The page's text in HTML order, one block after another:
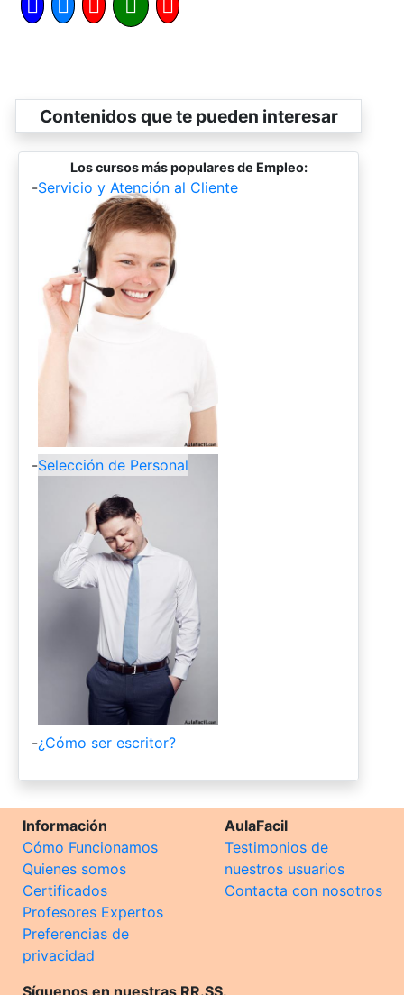
Contenidos que te pueden interesar
Los cursos más populares de Empleo:
-Servicio y Atención al Cliente
-Selección de Personal
-¿Cómo ser escritor?
Información
Cómo Funcionamos
Quienes somos
Certificados
Profesores Expertos
Preferencias de
privacidad
AulaFacil
Testimonios de
nuestros usuarios
Contacta con nosotros
Síguenos en nuestras RR.SS.